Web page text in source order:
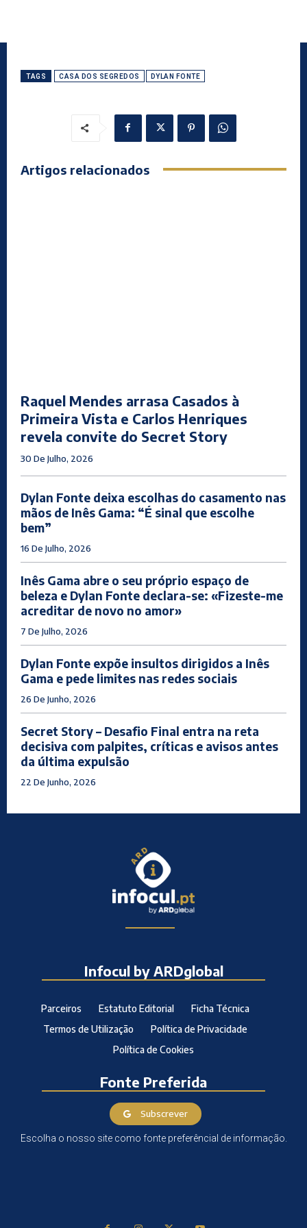
TAGS CASA DOS SEGREDOS DYLAN FONTE
Artigos relacionados
Raquel Mendes arrasa Casados à
Primeira Vista e Carlos Henriques
revela convite do Secret Story
30 De Julho, 2026
Dylan Fonte deixa escolhas do casamento nas
mãos de Inês Gama: “É sinal que escolhe
bem”
16 De Julho, 2026
Inês Gama abre o seu próprio espaço de
beleza e Dylan Fonte declara-se: «Fizeste-me
acreditar de novo no amor»
7 De Julho, 2026
Dylan Fonte expõe insultos dirigidos a Inês
Gama e pede limites nas redes sociais
26 De Junho, 2026
Secret Story – Desafio Final entra na reta
decisiva com palpites, críticas e avisos antes
da última expulsão
22 De Junho, 2026
Infocul by ARDglobal
Parceiros Estatuto Editorial
Ficha Técnica
Termos de Utilização
Política de Privacidade
Política de Cookies
Fonte Preferida
Subscrever
Escolha o nosso site como fonte preferêncial de informação.